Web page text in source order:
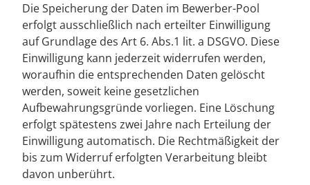
Die Speicherung der Daten im Bewerber-Pool
erfolgt ausschließlich nach erteilter Einwilligung
auf Grundlage des Art 6. Abs.1 lit. a DSGVO. Diese
Einwilligung kann jederzeit widerrufen werden,
woraufhin die entsprechenden Daten gelöscht
werden, soweit keine gesetzlichen
Aufbewahrungsgründe vorliegen. Eine Löschung
erfolgt spätestens zwei Jahre nach Erteilung der
Einwilligung automatisch. Die Rechtmäßigkeit der
bis zum Widerruf erfolgten Verarbeitung bleibt
davon unberührt.